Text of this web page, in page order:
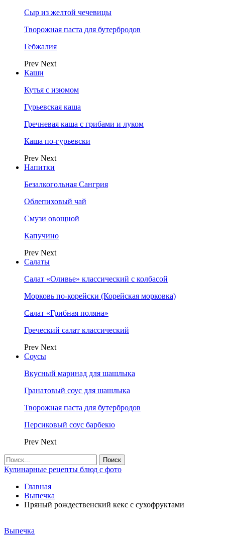
Сыр из желтой чечевицы
Творожная паста для бутербродов
Гебжалия
Prev Next
Каши
Кутья с изюмом
Гурьевская каша
Гречневая каша с грибами и луком
Каша по-гурьевски
Prev Next
Напитки
Безалкогольная Сангрия
Облепиховый чай
Смузи овощной
Капучино
Prev Next
Салаты
Салат «Оливье» классический с колбасой
Морковь по-корейски (Корейская морковка)
Салат «Грибная поляна»
Греческий салат классический
Prev Next
Соусы
Вкусный маринад для шашлыка
Гранатовый соус для шашлыка
Творожная паста для бутербродов
Персиковый соус барбекю
Prev Next
Кулинарные рецепты блюд с фото
Главная
Выпечка
Пряный рождественский кекс с сухофруктами
Выпечка